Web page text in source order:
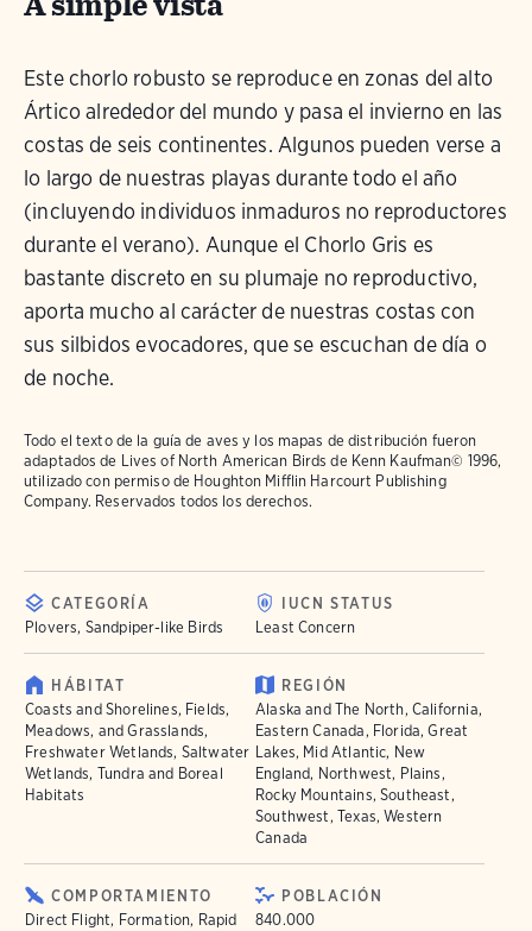
Este chorlo robusto se reproduce en zonas del alto
Ártico alrededor del mundo y pasa el invierno en las
costas de seis continentes. Algunos pueden verse a
lo largo de nuestras playas durante todo el año
(incluyendo individuos inmaduros no reproductores
durante el verano). Aunque el Chorlo Gris es
bastante discreto en su plumaje no reproductivo,
aporta mucho al carácter de nuestras costas con
sus silbidos evocadores, que se escuchan de día o
de noche.
Todo el texto de la guía de aves y los mapas de distribución fueron
adaptados de Lives of North American Birds de Kenn Kaufman© 1996,
utilizado con permiso de Houghton Mifflin Harcourt Publishing
Company. Reservados todos los derechos.
CATEGORÍA
Plovers, Sandpiper-like Birds
IUCN STATUS
Least Concern
HÁBITAT
Coasts and Shorelines, Fields,
Meadows, and Grasslands,
Freshwater Wetlands, Saltwater
Wetlands, Tundra and Boreal
Habitats
REGIÓN
Alaska and The North, California,
Eastern Canada, Florida, Great
Lakes, Mid Atlantic, New
England, Northwest, Plains,
Rocky Mountains, Southeast,
Southwest, Texas, Western
Canada
COMPORTAMIENTO
Direct Flight, Formation, Rapid
POBLACIÓN
840.000